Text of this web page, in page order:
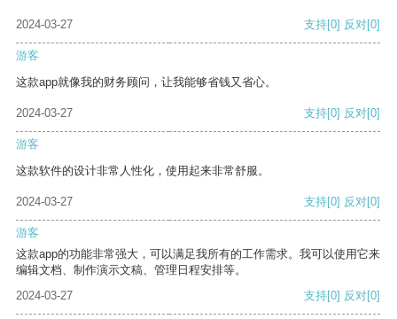
2024-03-27 支持[0] 反对[0]
游客
这款app就像我的财务顾问，让我能够省钱又省心。
2024-03-27 支持[0] 反对[0]
游客
这款软件的设计非常人性化，使用起来非常舒服。
2024-03-27 支持[0] 反对[0]
游客
这款app的功能非常强大，可以满足我所有的工作需求。我可以使用它来
编辑文档、制作演示文稿、管理日程安排等。
2024-03-27
支持[0] 反对[0]